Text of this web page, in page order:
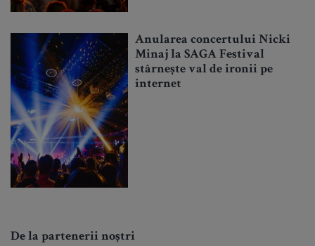
Anularea concertului Nicki
Minaj la SAGA Festival
stârnește val de ironii pe
internet
De la partenerii noștri